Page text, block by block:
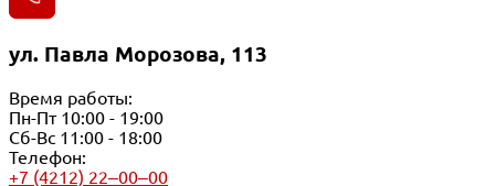
ул. Павла Морозова, 113
Время работы:
Пн-Пт 10:00 - 19:00
Сб-Вс 11:00 - 18:00
Телефон:
+7 (4212) 22‒00‒00